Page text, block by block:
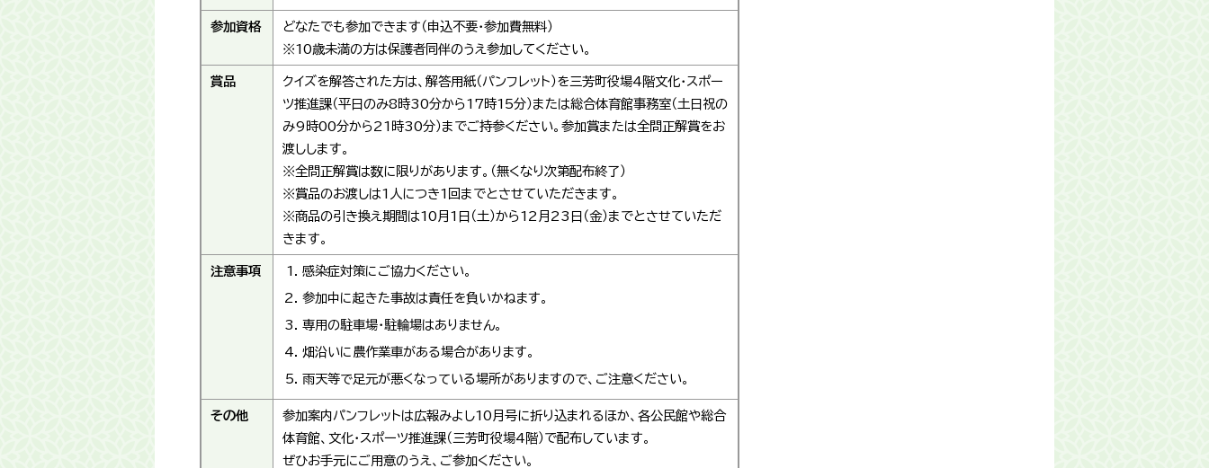
参加資格
どなたでも参加できます（申込不要・参加費無料）
※10歳未満の方は保護者同伴のうえ参加してください。
賞品
クイズを解答された方は、解答用紙（パンフレット）を三芳町役場4階文化・スポー
ツ推進課（平日のみ8時30分から17時15分）または総合体育館事務室（土日祝の
み9時00分から21時30分）までご持参ください。参加賞または全問正解賞をお
渡しします。
※全問正解賞は数に限りがあります。（無くなり次第配布終了）
※賞品のお渡しは1人につき1回までとさせていただきます。
※商品の引き換え期間は10月1日（土）から12月23日（金）までとさせていただ
きます。
注意事項
感染症対策にご協力ください。
参加中に起きた事故は責任を負いかねます。
専用の駐車場・駐輪場はありません。
畑沿いに農作業車がある場合があります。
雨天等で足元が悪くなっている場所がありますので、ご注意ください。
その他
参加案内パンフレットは広報みよし10月号に折り込まれるほか、各公民館や総合
体育館、文化・スポーツ推進課（三芳町役場4階）で配布しています。
ぜひお手元にご用意のうえ、ご参加ください。